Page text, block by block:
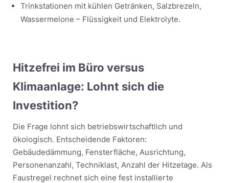
Trinkstationen mit kühlen Getränken, Salzbrezeln,
Wassermelone – Flüssigkeit und Elektrolyte.
Hitzefrei im Büro versus
Klimaanlage: Lohnt sich die
Investition?
Die Frage lohnt sich betriebswirtschaftlich und
ökologisch. Entscheidende Faktoren:
Gebäudedämmung, Fensterfläche, Ausrichtung,
Personenanzahl, Techniklast, Anzahl der Hitzetage. Als
Faustregel rechnet sich eine fest installierte